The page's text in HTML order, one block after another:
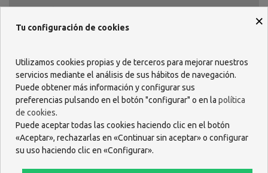
Descripción
Bálsamo labial hidratante inteso con SPF 20, recomendado para
La Manteca de cacao hidrata en profundidad manteniendo la
elasticidad de los labios, absorbiéndose con rapidez y sin dejar
ningún rastro graso.
El bisabolol calma los labios.
El aceite de oliva, la cera de abeja, la Manteca de cacao, la
Manteca de karité, el aceite de ricino y los estéres de jojoba
hidratan y suavizan los labios.
El SPF 20 protege frente la radiación ultravioleta.
El aceite esencial de geranio orgánico ofrece una hidratación
extra y un efecto revitalizante.
×
Tu configuración de cookies
Utilizamos cookies propias y de terceros para mejorar nuestros
servicios mediante el análisis de sus hábitos de navegación.
Puede obtener más información y configurar sus
preferencias pulsando en el botón "configurar" o en la política
de cookies.
Puede aceptar todas las cookies haciendo clic en el botón
«Aceptar», rechazarlas en «Continuar sin aceptar» o configurar
su uso haciendo clic en «Configurar».